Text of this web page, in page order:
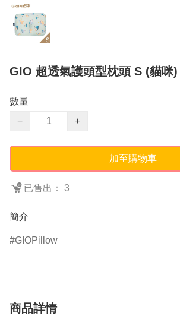
GIO 超透氣護頭型枕頭 S (貓咪
數量
−
+
加至購物車
已售出： 3
簡介
GIOPillow
商品詳情